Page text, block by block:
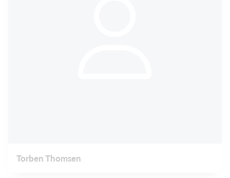
Torben Thomsen